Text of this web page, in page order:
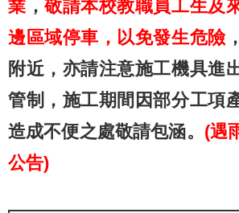
業 ，敬請本校教職員工生及
邊區域停車，以免發生危險
附近，亦請注意施工機具進
管制，施工期間因部分工項
造成不便之處敬請包涵。 (遇
公告)